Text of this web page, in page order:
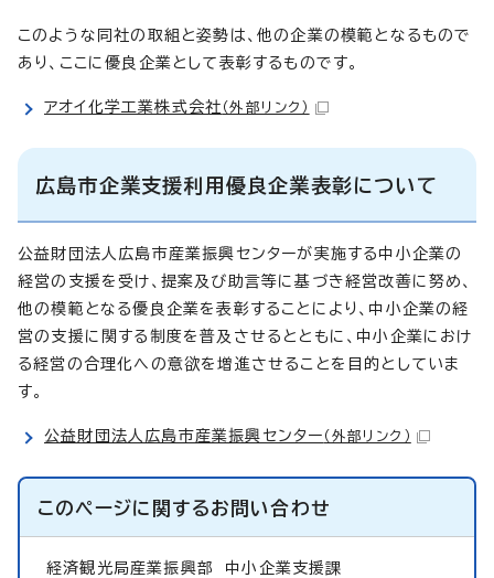
このような同社の取組と姿勢は、他の企業の模範となるもので
あり、ここに優良企業として表彰するものです。
アオイ化学工業株式会社 （外部リンク）
広島市企業支援利用優良企業表彰について
公益財団法人広島市産業振興センターが実施する中小企業の
経営の支援を受け、提案及び助言等に基づき経営改善に努め、
他の模範となる優良企業を表彰することにより、中小企業の経
営の支援に関する制度を普及させるとともに、中小企業におけ
る経営の合理化への意欲を増進させることを目的としていま
す。
公益財団法人広島市産業振興センター （外部リンク）
このページに関するお問い合わせ
経済観光局産業振興部 中小企業支援課